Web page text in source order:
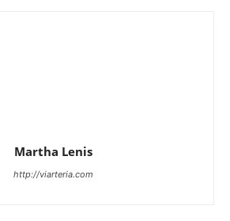
Martha Lenis
http://viarteria.com